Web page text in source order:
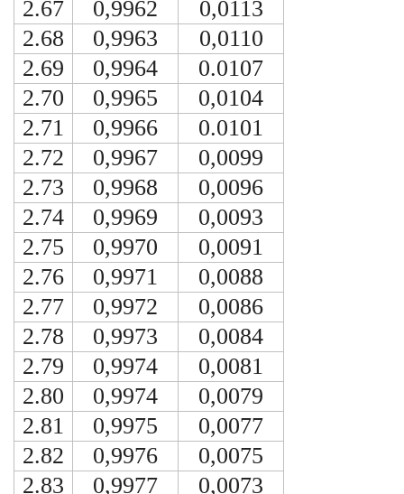
2.67 0,9962
0,0113
2.68
0,9963
0,0110
2.69
0,9964
0.0107
2.70
0,9965
0,0104
2.71
0,9966
0.0101
2.72
0,9967
0,0099
2.73
0,9968
0,0096
2.74
0,9969
0,0093
2.75
0,9970
0,0091
2.76
0,9971
0,0088
2.77
0,9972
0,0086
2.78
0,9973
0,0084
2.79
0,9974
0,0081
2.80
0,9974
0,0079
2.81
0,9975
0,0077
2.82
0,9976
0,0075
2.83
0,9977
0,0073